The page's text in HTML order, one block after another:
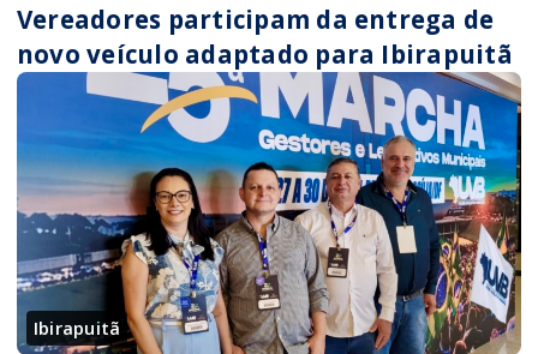
Vereadores participam da entrega de
novo veículo adaptado para Ibirapuitã
Ibirapuitã